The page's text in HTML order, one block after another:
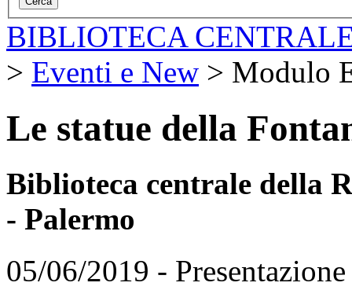
BIBLIOTECA
> Eventi e New > Modulo
Le statue della
Biblioteca centrale della
- Palermo
05/06/2019 -